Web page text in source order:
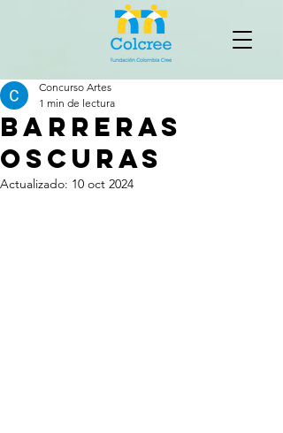
BARRERAS
OSCURAS
Concurso Artes
1 min de lectura
Actualizado: 10 oct 2024